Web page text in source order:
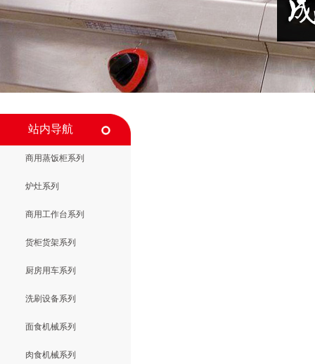
站内导航
商用蒸饭柜系列
炉灶系列
商用工作台系列
货柜货架系列
厨房用车系列
洗刷设备系列
面食机械系列
肉食机械系列